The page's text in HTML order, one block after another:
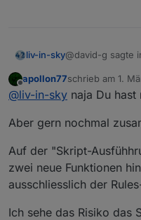
liv-in-sky@david-g sagte
@bluefox
Hey,
Hätten mir in
geholfen.
verändert?
apollon77
möchte mich
für testsysteme
Offline
apollon77schrieb am 1.
zuletzt editiert
@liv-in-sky naja Du hast
Aber gern nochmal
Auf der "Skript-
zwei neue Funktionen
ausschliesslich der
Ich sehe das Risiko das